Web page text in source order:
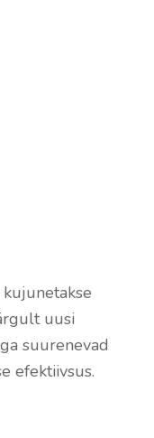
uusi
suurenevad
efektiivsus.